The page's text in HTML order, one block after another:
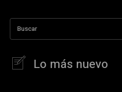
Buscar
Lo más nuevo